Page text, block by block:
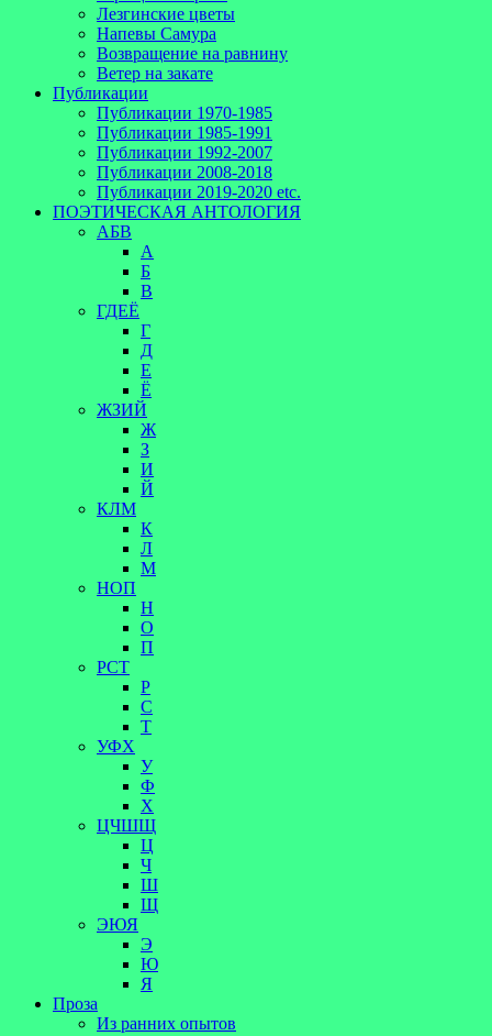
Лезгинские цветы
Напевы Самура
Возвращение на равнину
Ветер на закате
Публикации
Публикации 1970-1985
Публикации 1985-1991
Публикации 1992-2007
Публикации 2008-2018
Публикации 2019-2020 etc.
ПОЭТИЧЕСКАЯ АНТОЛОГИЯ
АБВ
А
Б
В
ГДЕЁ
Г
Д
Е
Ё
ЖЗИЙ
Ж
З
И
Й
КЛМ
К
Л
М
НОП
Н
О
П
РСТ
Р
С
Т
УФХ
У
Ф
Х
ЦЧШЩ
Ц
Ч
Ш
Щ
ЭЮЯ
Э
Ю
Я
Проза
Из ранних опытов